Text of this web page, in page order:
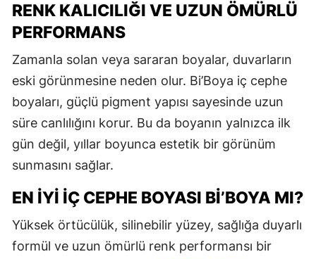
RENK KALICILIĞI VE UZUN ÖMÜRLÜ
PERFORMANS
Zamanla solan veya sararan boyalar, duvarların
eski görünmesine neden olur. Bi’Boya iç cephe
boyaları, güçlü pigment yapısı sayesinde uzun
süre canlılığını korur. Bu da boyanın yalnızca ilk
gün değil, yıllar boyunca estetik bir görünüm
sunmasını sağlar.
EN İYI İÇ CEPHE BOYASI BI’BOYA MI?
Yüksek örtücülük, silinebilir yüzey, sağlığa duyarlı
formül ve uzun ömürlü renk performansı bir